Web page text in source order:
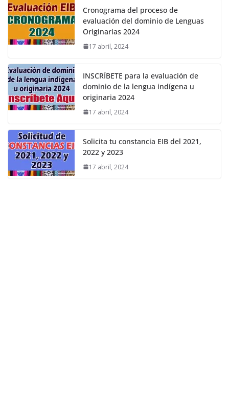
Cronograma del proceso de
evaluación del dominio de Lenguas
Originarias 2024
17 abril, 2024
INSCRÍBETE para la evaluación de
dominio de la lengua indígena u
originaria 2024
17 abril, 2024
Solicita tu constancia EIB del 2021,
2022 y 2023
17 abril, 2024